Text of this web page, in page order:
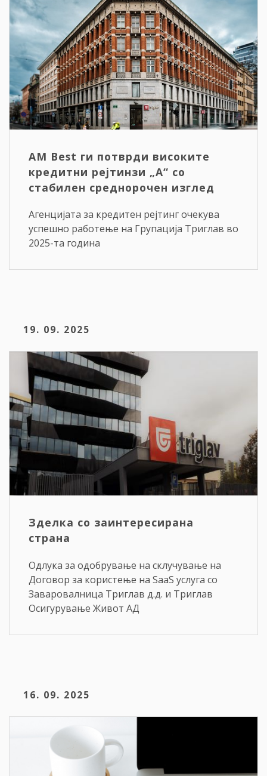
АM Best ги потврди високите
кредитни рејтинзи „A“ со
стабилен среднорочен изглед
Агенцијата за кредитен рејтинг очекува
успешно работење на Групација Триглав во
2025-та година
19. 09. 2025
Зделка со заинтересирана
страна
Одлука за одобрување на склучување на
Договор за користење на SaaS услуга со
Заваровалница Триглав д.д. и Триглав
Осигурување Живот АД
16. 09. 2025